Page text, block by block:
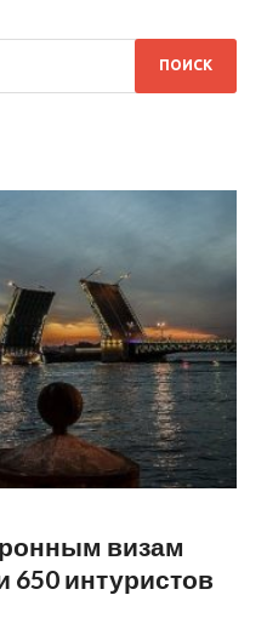
визам
650 интуристов